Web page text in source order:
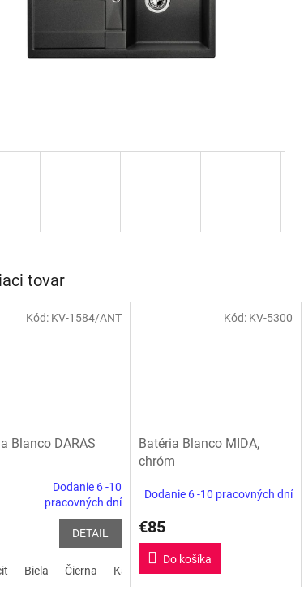
tovar
Blanco DARAS
Dodanie 6 -10
pracovných dní
DETAIL
Biela Čierna Kávová
Kód: KV-1584/ANT
Batéria Blanco MIDA,
chróm
Dodanie 6 -10 pracovných dní
€85
Do košíka
Kód: KV-5300